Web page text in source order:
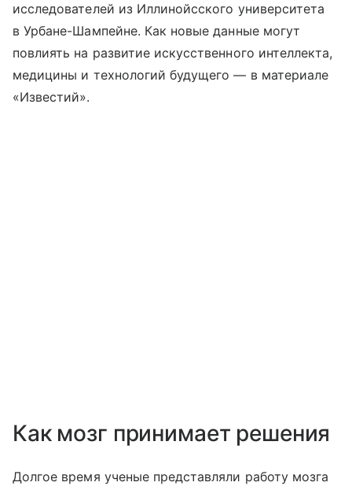
исследователей из Иллинойсского университета
в Урбане-Шампейне. Как новые данные могут
повлиять на развитие искусственного интеллекта,
медицины и технологий будущего — в материале
«Известий».
Как мозг принимает решения
Долгое время ученые представляли работу мозга